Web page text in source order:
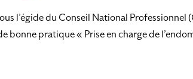
l’égide du Conseil National
pratique « Prise en charge de